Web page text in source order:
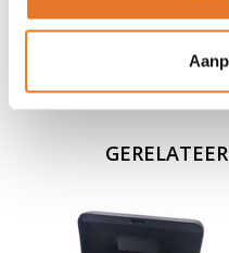
sleutelkluis